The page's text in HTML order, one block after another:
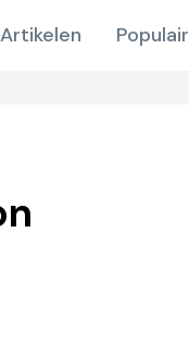
Artikelen Populair